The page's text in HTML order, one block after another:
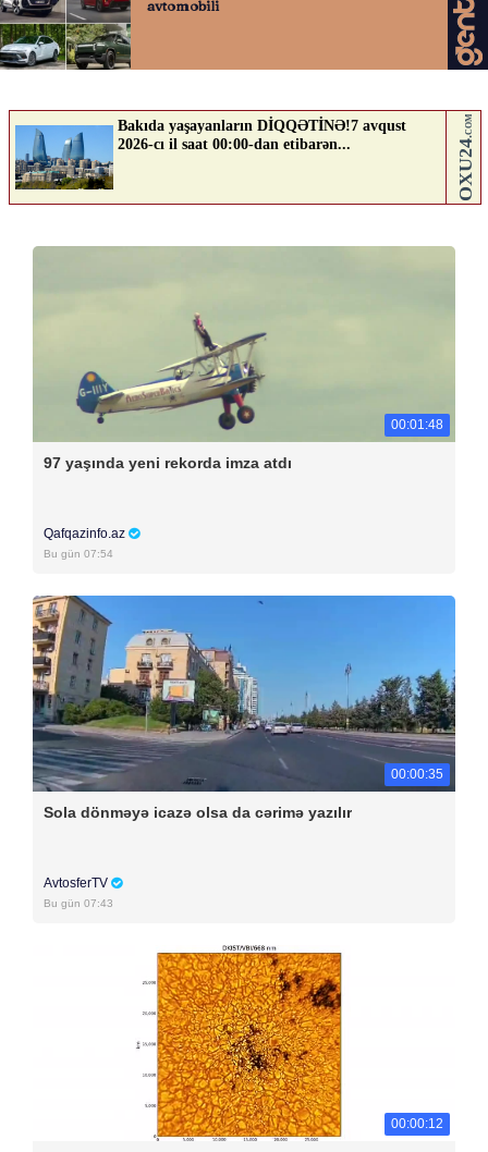
00:01:48
97 yaşında yeni rekorda imza atdı
Qafqazinfo.az
Bu gün 07:54
00:00:35
Sola dönməyə icazə olsa da cərimə yazılır
AvtosferTV
Bu gün 07:43
00:00:12